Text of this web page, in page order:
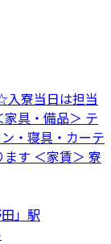
入寮当日は担当
具・備品＞ テ
・寝具・カーテ
す ＜家賃＞ 寮
」駅